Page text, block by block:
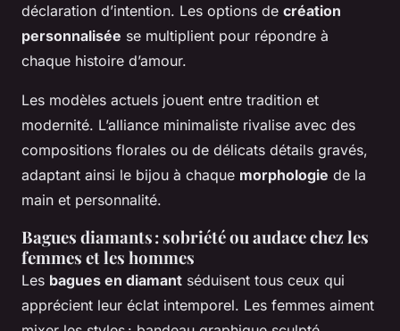
déclaration d’intention. Les options de création
personnalisée se multiplient pour répondre à
chaque histoire d’amour.
Les modèles actuels jouent entre tradition et
modernité. L’alliance minimaliste rivalise avec des
compositions florales ou de délicats détails gravés,
adaptant ainsi le bijou à chaque morphologie de la
main et personnalité.
Bagues diamants : sobriété ou audace chez les
femmes et les hommes
Les bagues en diamant séduisent tous ceux qui
apprécient leur éclat intemporel. Les femmes aiment